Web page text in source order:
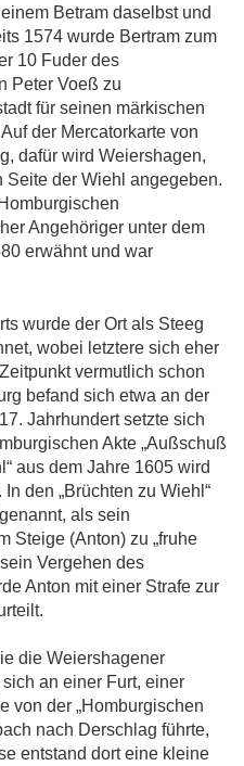
Betram daselbst und
1574 wurde Bertram zum
10 Fuder des
Peter Voeß zu
für seinen märkischen
der Mercatorkarte von
dafür wird Weiershagen,
der Wiehl angegeben.
Angehöriger unter dem
erwähnt und war
wurde der Ort als Steeg
wobei letztere sich eher
vermutlich schon
befand sich etwa an der
Jahrhundert setzte sich
Akte „Außschuß
aus dem Jahre 1605 wird
den „Brüchten zu Wiehl“
als sein
Steige (Anton) zu „fruhe
Vergehen des
Anton mit einer Strafe zur
die Weiershagener
an einer Furt, einer
von der „Homburgischen
nach Derschlag führte,
entstand dort eine kleine